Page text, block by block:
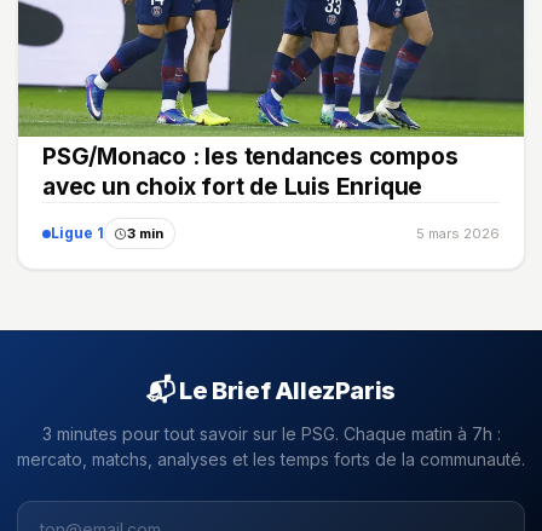
PSG/Monaco : les tendances compos
avec un choix fort de Luis Enrique
Ligue 1 3 min 5 mars 2026
📬 Le Brief AllezParis
3 minutes pour tout savoir sur le PSG. Chaque matin à 7h :
mercato, matchs, analyses et les temps forts de la communauté.